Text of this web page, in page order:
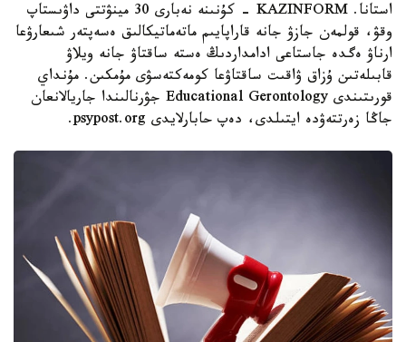
استانا. KAZINFORM - كۇنىنە نەبارى 30 مينۋتتى داۋىستاپ
وقۋ، قولمەن جازۋ جانە قاراپايىم ماتەماتيكالىق ەسەپتەر شىعارۋعا
ارناۋ ەگدە جاستاعى ادامداردىڭ ەستە ساقتاۋ جانە ويلاۋ
قابىلەتىن ۇزاق ۋاقىت ساقتاۋعا كومەكتەسۋى مۇمكىن. مۇنداي
قورىتىندى Educational Gerontology جۋرنالىندا جاريالانعان
جاڭا زەرتتەۋدە ايتىلدى، دەپ حابارلايدى psypost.org.